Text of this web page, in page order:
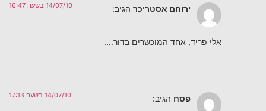
ירוחם אסטריכר הגיב: 14/07/10 בשעה 16:47
אלי פריד, אחד המוכשרים בדור….
פסח הגיב: 14/07/10 בשעה 17:13